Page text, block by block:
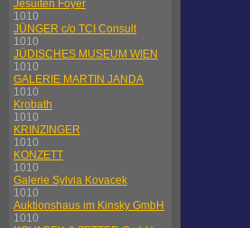
Jesuiten Foyer
1010
JÜNGER c/o TCI Consult
1010
JÜDISCHES MUSEUM WIEN
1010
GALERIE MARTIN JANDA
1010
Krobath
1010
KRINZINGER
1010
KONZETT
1010
Galerie Sylvia Kovacek
1010
Auktionshaus im Kinsky GmbH
1010